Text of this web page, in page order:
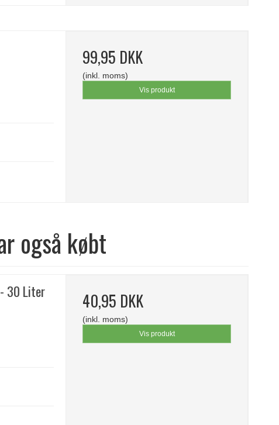
99,95 DKK
(inkl. moms)
Vis produkt
også købt
30 Liter
40,95 DKK
(inkl. moms)
Vis produkt